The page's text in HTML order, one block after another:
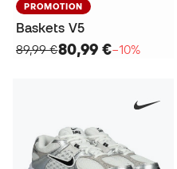
PROMOTION
Baskets V5
89,99 €80,99 €−10%